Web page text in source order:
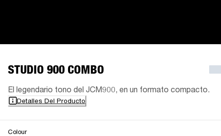
STUDIO 900 COMBO
El legendario tono del JCM900, en un formato compacto.
Detalles Del Producto
Colour